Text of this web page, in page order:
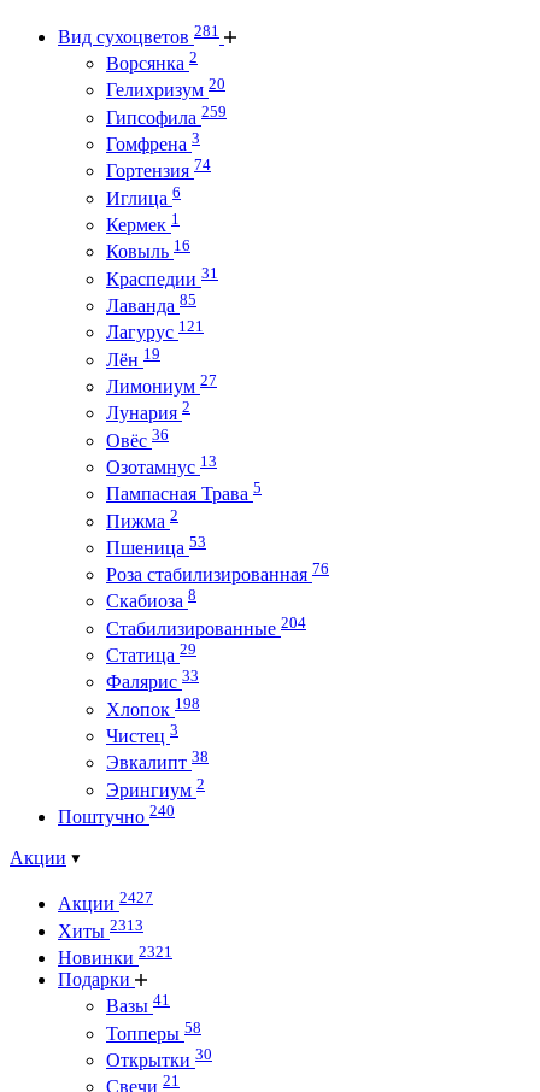
Вид сухоцветов 281
Ворсянка 2
Гелихризум 20
Гипсофила 259
Гомфрена 3
Гортензия 74
Иглица 6
Кермек 1
Ковыль 16
Краспедии 31
Лаванда 85
Лагурус 121
Лён 19
Лимониум 27
Лунария 2
Овёс 36
Озотамнус 13
Пампасная Трава 5
Пижма 2
Пшеница 53
Роза стабилизированная 76
Скабиоза 8
Стабилизированные 204
Статица 29
Фалярис 33
Хлопок 198
Чистец 3
Эвкалипт 38
Эрингиум 2
Поштучно 240
Акции
Акции 2427
Хиты 2313
Новинки 2321
Подарки
Вазы 41
Топперы 58
Открытки 30
Свечи 21